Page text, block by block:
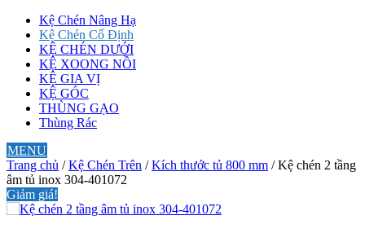
Kệ Chén Nâng Hạ
Kệ Chén Cố Định
KỆ CHÉN DƯỚI
KỆ XOONG NỒI
KỆ GIA VỊ
KỆ GÓC
THÙNG GẠO
Thùng Rác
MENU
Trang chủ /Kệ Chén Trên /Kích thước tủ 800 mm / Kệ chén 2 tầng
âm tủ inox 304-401072
Giảm giá!